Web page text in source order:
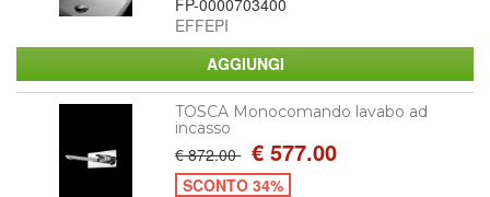
EFFEPI
TOSCA Monocomando lavabo ad
incasso
€ 872.00 € 577.00
SCONTO 34%